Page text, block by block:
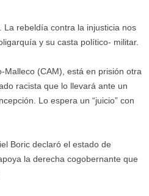
rebeldía contra la injusticia nos
y su casta político- militar.
(CAM), está en prisión otra
racista que lo llevará ante un
Lo espera un “juicio” con
Boric declaró el estado de
la derecha cogobernante que